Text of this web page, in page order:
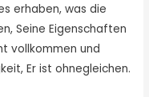
erhaben, was die
Seine Eigenschaften
vollkommen und
Er ist ohnegleichen.